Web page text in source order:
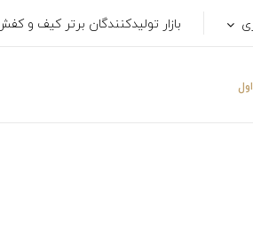
بازار تولیدکنندگان برتر کیف و